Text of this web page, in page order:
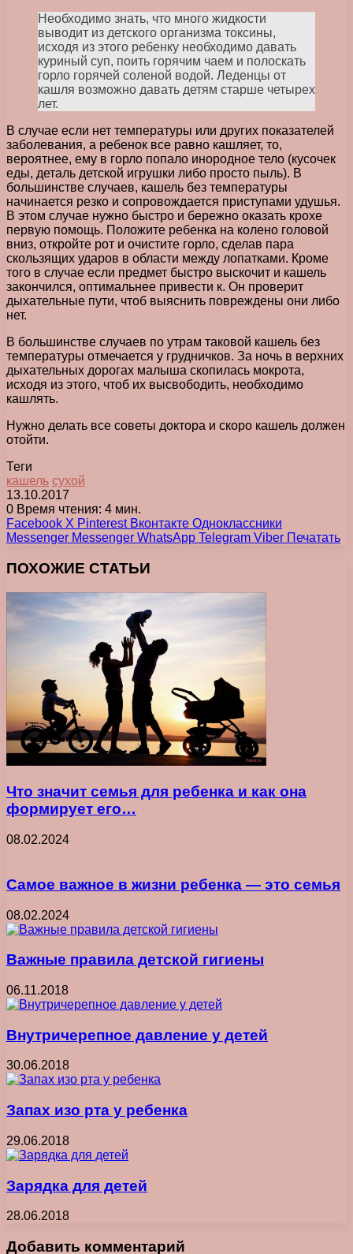
Необходимо знать, что много жидкости
выводит из детского организма токсины,
исходя из этого ребенку необходимо давать
куриный суп, поить горячим чаем и полоскать
горло горячей соленой водой. Леденцы от
кашля возможно давать детям старше четырех
лет.
В случае если нет температуры или других показателей
заболевания, а ребенок все равно кашляет, то,
вероятнее, ему в горло попало инородное тело (кусочек
еды, деталь детской игрушки либо просто пыль). В
большинстве случаев, кашель без температуры
начинается резко и сопровождается приступами удушья.
В этом случае нужно быстро и бережно оказать крохе
первую помощь. Положите ребенка на колено головой
вниз, откройте рот и очистите горло, сделав пара
скользящих ударов в области между лопатками. Кроме
того в случае если предмет быстро выскочит и кашель
закончился, оптимальнее привести к. Он проверит
дыхательные пути, чтоб выяснить повреждены они либо
нет.
В большинстве случаев по утрам таковой кашель без
температуры отмечается у грудничков. За ночь в верхних
дыхательных дорогах малыша скопилась мокрота,
исходя из этого, чтоб их высвободить, необходимо
кашлять.
Нужно делать все советы доктора и скоро кашель должен
отойти.
Теги
кашель сухой
13.10.2017
0 Время чтения: 4 мин.
Facebook X Pinterest Вконтакте Одноклассники
Messenger Messenger WhatsApp Telegram Viber Печатать
ПОХОЖИЕ СТАТЬИ
Что значит семья для ребенка и как она
формирует его…
08.02.2024
Самое важное в жизни ребенка ― это семья
08.02.2024
Важные правила детской гигиены
06.11.2018
Внутричерепное давление у детей
30.06.2018
Запах изо рта у ребенка
29.06.2018
Зарядка для детей
28.06.2018
Добавить комментарий